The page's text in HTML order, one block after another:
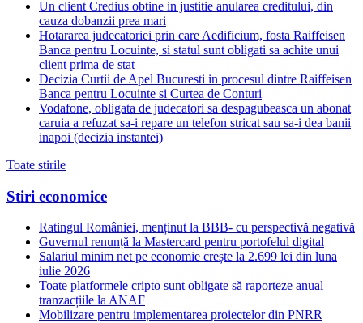
Un client Credius obtine in justitie anularea creditului, din
cauza dobanzii prea mari
Hotararea judecatoriei prin care Aedificium, fosta Raiffeisen
Banca pentru Locuinte, si statul sunt obligati sa achite unui
client prima de stat
Decizia Curtii de Apel Bucuresti in procesul dintre Raiffeisen
Banca pentru Locuinte si Curtea de Conturi
Vodafone, obligata de judecatori sa despagubeasca un abonat
caruia a refuzat sa-i repare un telefon stricat sau sa-i dea banii
inapoi (decizia instantei)
Toate stirile
Stiri economice
Ratingul României, menținut la BBB- cu perspectivă negativă
Guvernul renunță la Mastercard pentru portofelul digital
Salariul minim net pe economie crește la 2.699 lei din luna
iulie 2026
Toate platformele cripto sunt obligate să raporteze anual
tranzacțiile la ANAF
Mobilizare pentru implementarea proiectelor din PNRR